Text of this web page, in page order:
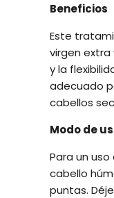
Beneficios
Este
virgen extra
y la
adecuado
cabellos
Modo de
Para un
cabello
puntas.